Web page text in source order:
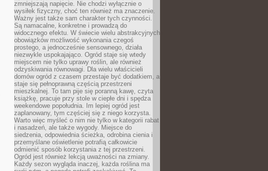
zmniejszają napięcie. Nie chodzi wyłącznie o
wysiłek fizyczny, choć ten również ma znaczenie.
Ważny jest także sam charakter tych czynności.
Są namacalne, konkretne i prowadzą do
widocznego efektu. W świecie wielu abstrakcyjnych
obowiązków możliwość wykonania czegoś
prostego, a jednocześnie sensownego, działa
niezwykle uspokajająco. Ogród staje się wtedy
miejscem nie tylko uprawy roślin, ale również
odzyskiwania równowagi. Dla wielu właścicieli
domów ogród z czasem przestaje być dodatkiem, a
staje się pełnoprawną częścią przestrzeni
mieszkalnej. To tam pije się poranną kawę, czyta
książkę, pracuje przy stole w ciepłe dni i spędza
weekendowe popołudnia. Im lepiej ogród jest
zaplanowany, tym częściej się z niego korzysta.
Warto więc myśleć o nim nie tylko w kategorii rabat
i nasadzeń, ale także wygody. Miejsce do
siedzenia, odpowiednia ścieżka, odrobina cienia i
przemyślane oświetlenie potrafią całkowicie
odmienić sposób korzystania z tej przestrzeni.
Ogród jest również lekcją uważności na zmiany.
Każdy sezon wygląda inaczej, każda roślina ma